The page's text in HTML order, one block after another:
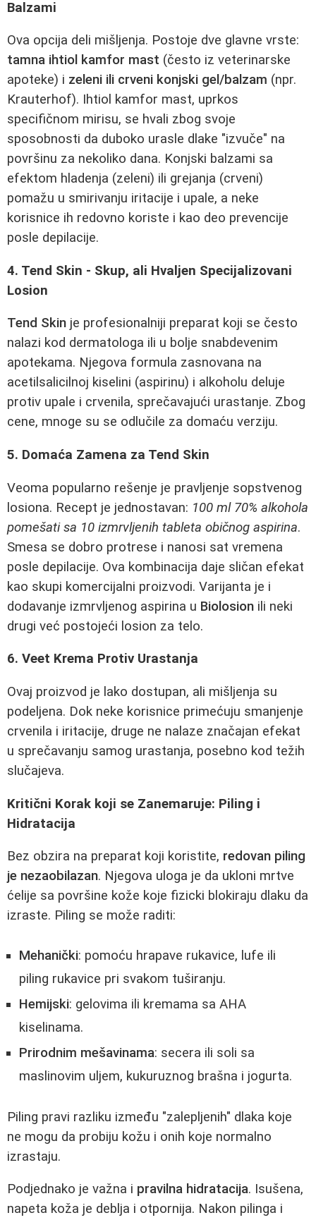
Balzami
Ova opcija deli mišljenja. Postoje dve glavne vrste:
tamna ihtiol kamfor mast (često iz veterinarske
apoteke) i zeleni ili crveni konjski gel/balzam (npr.
Krauterhof). Ihtiol kamfor mast, uprkos
specifičnom mirisu, se hvali zbog svoje
sposobnosti da duboko urasle dlake "izvuče" na
površinu za nekoliko dana. Konjski balzami sa
efektom hladenja (zeleni) ili grejanja (crveni)
pomažu u smirivanju iritacije i upale, a neke
korisnice ih redovno koriste i kao deo prevencije
posle depilacije.
4. Tend Skin - Skup, ali Hvaljen Specijalizovani
Losion
Tend Skin je profesionalniji preparat koji se često
nalazi kod dermatologa ili u bolje snabdevenim
apotekama. Njegova formula zasnovana na
acetilsalicilnoj kiselini (aspirinu) i alkoholu deluje
protiv upale i crvenila, sprečavajući urastanje. Zbog
cene, mnoge su se odlučile za domaću verziju.
5. Domaća Zamena za Tend Skin
Veoma popularno rešenje je pravljenje sopstvenog
losiona. Recept je jednostavan: 100 ml 70% alkohola
pomešati sa 10 izmrvljenih tableta običnog aspirina.
Smesa se dobro protrese i nanosi sat vremena
posle depilacije. Ova kombinacija daje sličan efekat
kao skupi komercijalni proizvodi. Varijanta je i
dodavanje izmrvljenog aspirina u Biolosion ili neki
drugi već postojeći losion za telo.
6. Veet Krema Protiv Urastanja
Ovaj proizvod je lako dostupan, ali mišljenja su
podeljena. Dok neke korisnice primećuju smanjenje
crvenila i iritacije, druge ne nalaze značajan efekat
u sprečavanju samog urastanja, posebno kod težih
slučajeva.
Kritični Korak koji se Zanemaruje: Piling i
Hidratacija
Bez obzira na preparat koji koristite, redovan piling
je nezaobilazan. Njegova uloga je da ukloni mrtve
ćelije sa površine kože koje fizicki blokiraju dlaku da
izraste. Piling se može raditi:
Mehanički: pomoću hrapave rukavice, lufe ili
piling rukavice pri svakom tuširanju.
Hemijski: gelovima ili kremama sa AHA
kiselinama.
Prirodnim mešavinama: secera ili soli sa
maslinovim uljem, kukuruznog brašna i jogurta.
Piling pravi razliku između "zalepljenih" dlaka koje
ne mogu da probiju kožu i onih koje normalno
izrastaju.
Podjednako je važna i pravilna hidratacija. Isušena,
napeta koža je deblja i otpornija. Nakon pilinga i